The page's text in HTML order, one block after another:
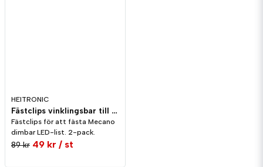
HEITRONIC
Fästclips vinklingsbar till Mecano dimbar LED-list
Fästclips för att fästa Mecano
dimbar LED-list. 2-pack.
89 kr 49 kr / st